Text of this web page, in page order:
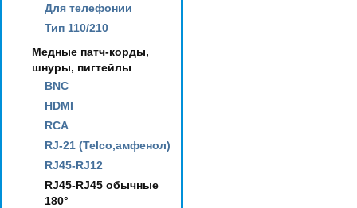
Для телефонии
Тип 110/210
Медные патч-корды,
шнуры, пигтейлы
BNC
HDMI
RCA
RJ-21 (Telco,амфенол)
RJ45-RJ12
RJ45-RJ45 обычные
180°